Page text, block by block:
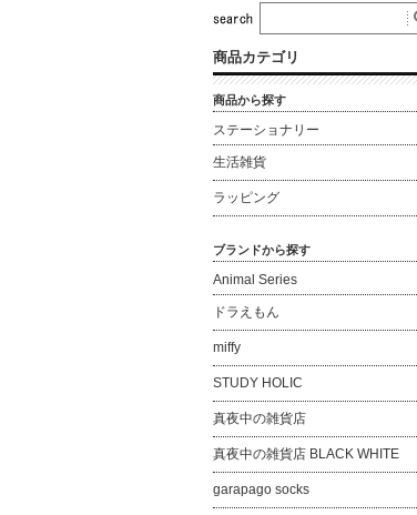
商品カテゴリ
商品から探す
ステーショナリー
生活雑貨
ラッピング
ブランドから探す
Animal Series
ドラえもん
miffy
STUDY HOLIC
真夜中の雑貨店
真夜中の雑貨店 BLACK WHITE
garapago socks